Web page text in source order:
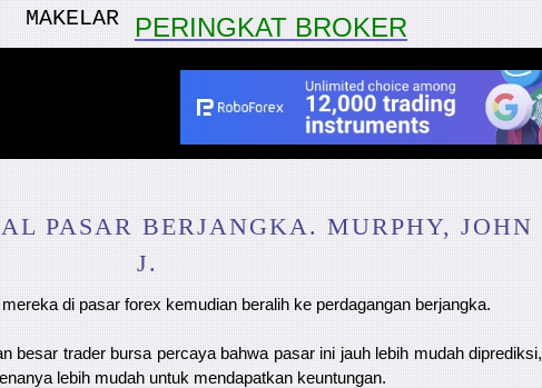
MAKELAR PERINGKAT BROKER
PASAR BERJANGKA. MURPHY, JOHN
J.
di pasar forex kemudian beralih ke perdagangan berjangka.
besar trader bursa percaya bahwa pasar ini jauh lebih mudah diprediksi,
lebih mudah untuk mendapatkan keuntungan.